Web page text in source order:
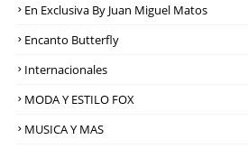
En Exclusiva By Juan Miguel Matos
Encanto Butterfly
Internacionales
MODA Y ESTILO FOX
MUSICA Y MAS